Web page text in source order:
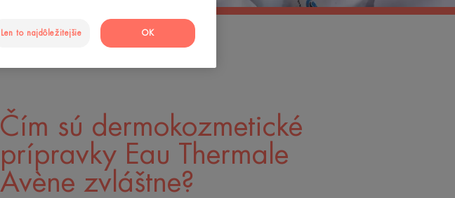
Čím sú dermokozmetické
prípravky Eau Thermale
Avène zvláštne?
Len to najdôležitejšie OK